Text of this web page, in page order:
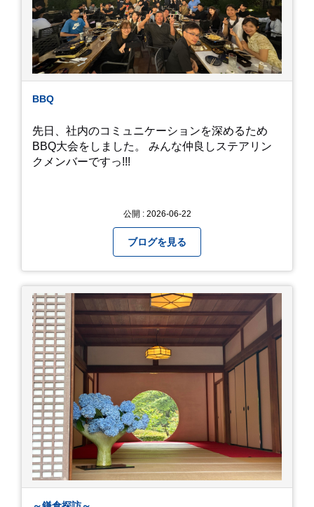
かえるというのは厳しいんだなと 実感しました。
私たち、生かされている以上、一所懸命何かをし
ないともったいないなと メダカのお池のトンボか
ら教えていただきました。
BBQ
先日、社内のコミュニケーションを深めるため
BBQ大会をしました。 みんな仲良しステアリン
クメンバーですっ!!!
公開 : 2026-06-22
ブログを見る